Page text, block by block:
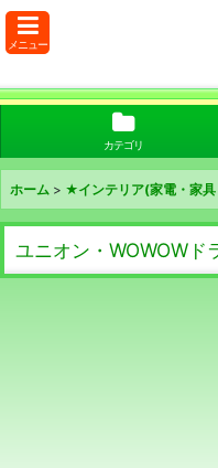
メニュー
カテゴリ
ホーム > ★インテリア(家電・家
ユニオン・WOWOW